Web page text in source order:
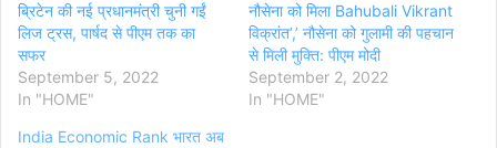
ब्रिटेन की नई प्रधानमंत्री चुनी गईं
लिज ट्रस, पार्षद से पीएम तक का
सफर
September 5, 2022
In "HOME"
नौसेना को मिला Bahubali Vikrant
विक्रांत’,’ नौसेना को गुलामी की पहचान
से मिली मुक्ति: पीएम मोदी
September 2, 2022
In "HOME"
India Economic Rank भारत अब